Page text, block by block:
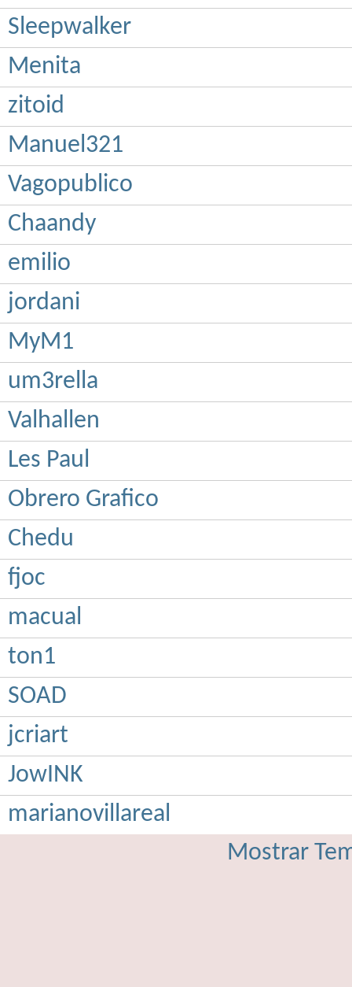
Sleepwalker
Menita
zitoid
Manuel321
Vagopublico
Chaandy
emilio
jordani
MyM1
um3rella
Valhallen
Les Paul
Obrero Grafico
Chedu
fjoc
macual
ton1
SOAD
jcriart
JowINK
marianovillareal
Mostrar